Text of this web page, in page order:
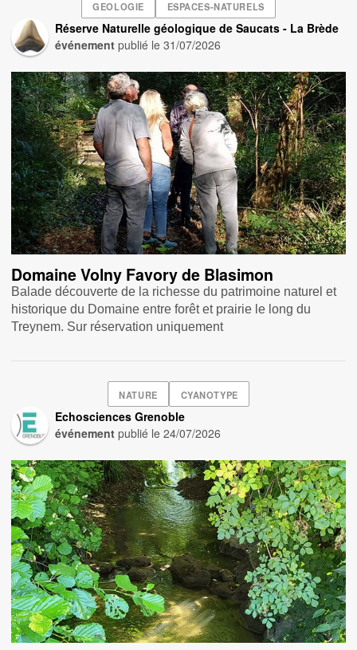
GEOLOGIE ESPACES-NATURELS
Réserve Naturelle géologique de Saucats - La Brède
événement publié le31/07/2026
Domaine Volny Favory de Blasimon
Balade découverte de la richesse du patrimoine naturel et
historique du Domaine entre forêt et prairie le long du
Treynem. Sur réservation uniquement
NATURE CYANOTYPE
Echosciences Grenoble
événement publié le24/07/2026